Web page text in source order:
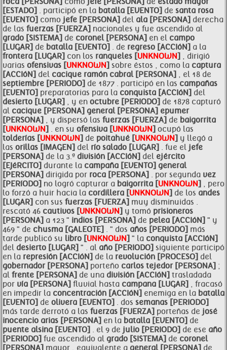
[ESTADO] . participó en la batalla [EVENTO] de santa rosa
[EVENTO] como jefe [PERSONA] del ala [PERSONA] derecha
de las fuerzas [FUERZA] nacionales y fue ascendido al
grado [SISTEMA] de coronel [PERSONA] en el campo
[LUGAR] de batalla [EVENTO] . de regreso [ACCIóN] a la
frontera [LUGAR] con los ranqueles [UNKNOWN] , dirigió
varias ofensivas [UNKNOWN] sobre éstos , como la captura
[ACCIóN] del cacique ramón cabral [PERSONA] , el 18 de
septiembre [PERIODO] de 1877 . participó en las campañas
[EVENTO] preparatorias para la conquista [ACCIóN] del
desierto [LUGAR] , y en octubre [PERIODO] de 1878 capturó
al cacique [PERSONA] general [PERSONA] epumer
[PERSONA] , y dispersó las fuerzas [FUERZA] de baigorrita
[UNKNOWN] . en su ofensiva [UNKNOWN] ocupó las
tolderías [UNKNOWN] de poitahué [UNKNOWN] y llegó a
las orillas [IMAGEN] del río salado [LUGAR] . fue el jefe
[PERSONA] de la 3.ª división [ACCIóN] del ejército
[EJéRCITO] durante la campaña [EVENTO] general
[PERSONA] dirigida por roca [PERSONA] . por segunda vez
[PERíODO] no logró capturar a baigorrita [UNKNOWN] , pero
lo forzó a huir hacia la cordillera [UNKNOWN] de los andes
[LUGAR] con sus fuerzas [FUERZA] muy disminuidas .
rescató 46 cautivos [UNKNOWN] y tomó prisioneros
[PERSONA] a 123 " indios [PERSONA] de pelea [ACCIóN] " y
469 " de chusma [GALEOTE] . " dos años [PERIODO] más
tarde publicó su libro [UNKNOWN] " la conquista [ACCIóN]
del desierto [LUGAR] " . al año [PERIODO] siguiente participó
en la represión [ACCIóN] de la revolución [PROCESO] del
gobernador [PERSONA] porteño carlos tejedor [PERSONA] ;
al frente [PERSONA] de una división [ACCIóN] trasladada
por vía [PERSONA] fluvial hasta campana [LUGAR] , fracasó
en impedir la concentración [ACCIóN] enemiga en la batalla
[EVENTO] de olivera [EVENTO] . dos semanas [PERIODO]
más tarde derrotó a las fuerzas [FUERZA] porteñas de josé
inocencio arias [PERSONA] en la batalla [EVENTO] de
puente alsina [EVENTO] . el 9 de julio [PERIODO] de ese año
[PERIODO] fue ascendido al grado [SISTEMA] de coronel
[PERSONA] mayor , equivalente a general [PERSONA] de